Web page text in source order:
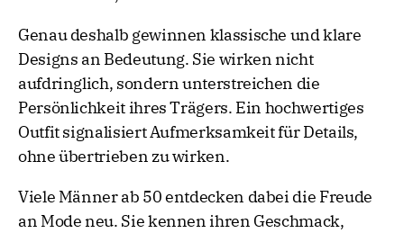
Genau deshalb gewinnen klassische und klare
Designs an Bedeutung. Sie wirken nicht
aufdringlich, sondern unterstreichen die
Persönlichkeit ihres Trägers. Ein hochwertiges
Outfit signalisiert Aufmerksamkeit für Details,
ohne übertrieben zu wirken.
Viele Männer ab 50 entdecken dabei die Freude
an Mode neu. Sie kennen ihren Geschmack,